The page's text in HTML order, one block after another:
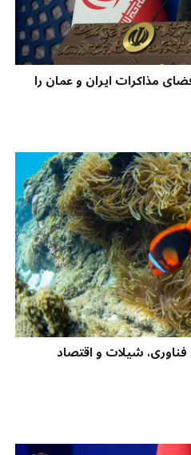
مذاکرات ایران و عمان را
شیلات و اقتصاد